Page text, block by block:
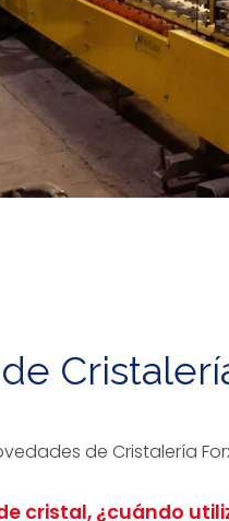
de Cristalería
cristal, ¿cuándo